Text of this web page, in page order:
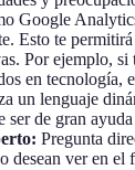
Google
Esto te
Por ejemplo, si
en tecnología,
un lenguaje
ser de gran
Pregunta
desean ver en el